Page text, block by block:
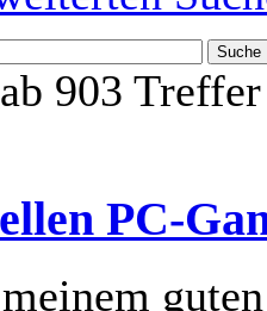
903
PC-